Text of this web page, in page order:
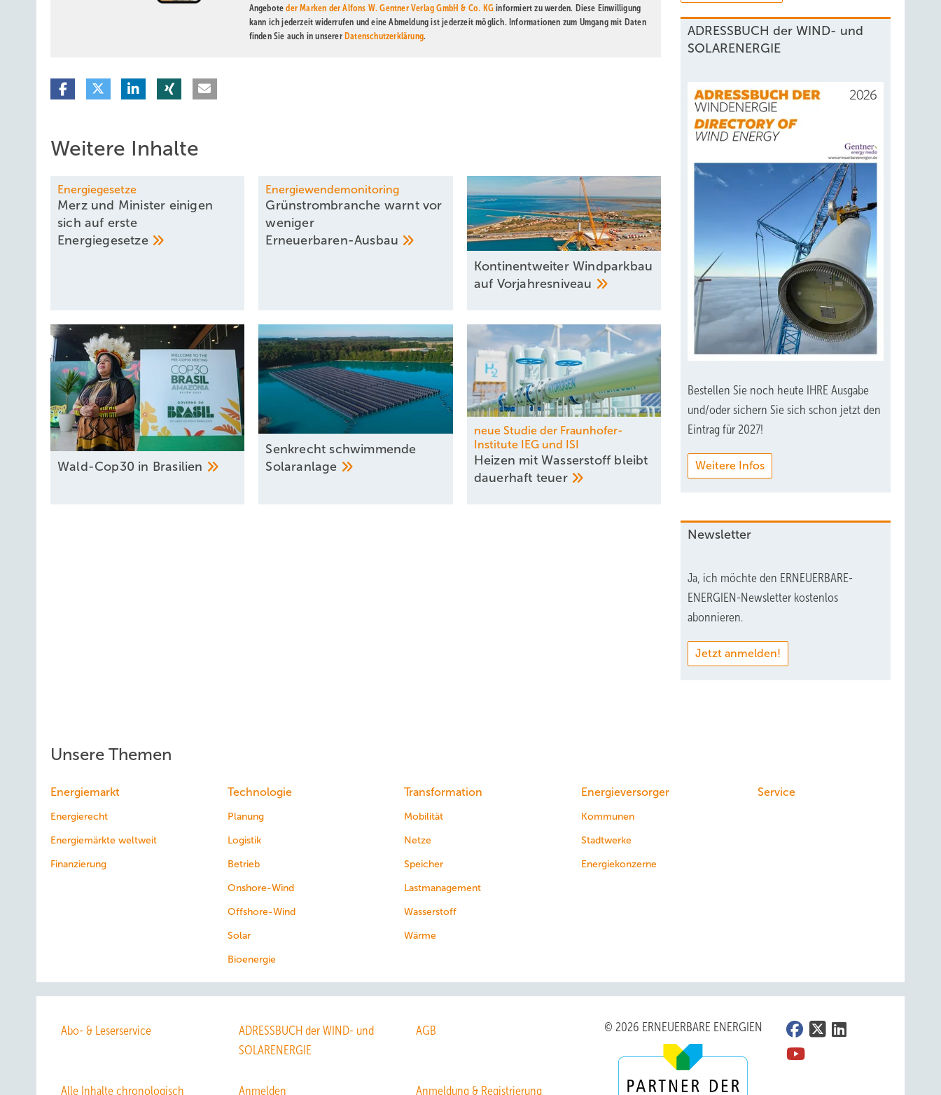
Angeboteder Marken der Alfons W. Gentner Verlag GmbH & Co. KG informiert zu werden. Diese Einwilligung
kann ich jederzeit widerrufen und eine Abmeldung ist jederzeit möglich. Informationen zum Umgang mit Daten
finden Sie auch in unserer Datenschutzerklärung.
Weitere Inhalte
Energiegesetze
Merz und Minister einigen
sich auf erste
Energiegesetze
Energiewendemonitoring
Grünstrombranche warnt vor
weniger
­Erneuerbaren-Ausbau
Kontinentweiter Windparkbau
auf Vorjahresniveau
Wald-Cop30 in Brasilien
Senkrecht schwimmende
Solaranlage
neue Studie der Fraunhofer-
Institute IEG und ISI
Heizen mit Wasserstoff bleibt
dauerhaft teuer
ADRESSBUCH der WIND- und
SOLARENERGIE
Bestellen Sie noch heute IHRE Ausgabe
und/oder sichern Sie sich schon jetzt den
Eintrag für 2027!
Weitere Infos
Newsletter
Ja, ich möchte den ERNEUERBARE-
ENERGIEN-Newsletter kostenlos
abonnieren.
Jetzt anmelden!
Unsere Themen
Energiemarkt
Energierecht
Energiemärkte weltweit
Finanzierung
Technologie
Planung
Logistik
Betrieb
Onshore-Wind
Offshore-Wind
Solar
Bioenergie
Transformation
Mobilität
Netze
Speicher
Lastmanagement
Wasserstoff
Wärme
Energieversorger
Kommunen
Stadtwerke
Energiekonzerne
Service
Abo- & Leserservice
ADRESSBUCH der WIND- und
SOLARENERGIE
AGB
Alle Inhalte chronologisch Anmelden Anmeldung & Registrierung
© 2026 ERNEUERBARE ENERGIEN